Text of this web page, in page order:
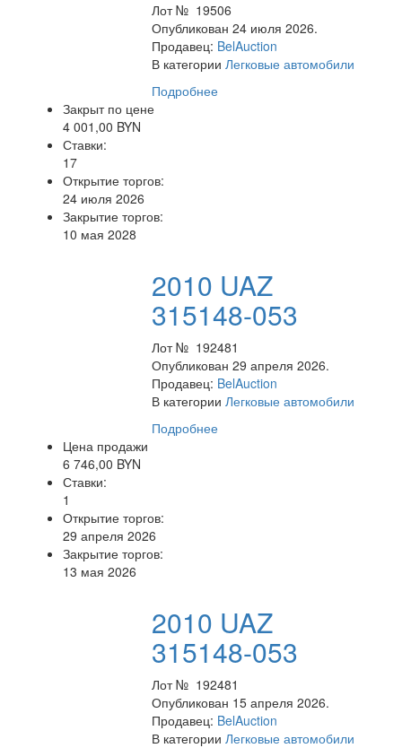
Лот № 19506
Опубликован 24 июля 2026.
Продавец: BelAuction
В категорииЛегковые автомобили
Подробнее
Закрыт по цене
4 001,00 BYN
Ставки:
17
Открытие торгов:
24 июля 2026
Закрытие торгов:
10 мая 2028
2010 UAZ
315148-053
Лот № 192481
Опубликован 29 апреля 2026.
Продавец: BelAuction
В категорииЛегковые автомобили
Подробнее
Цена продажи
6 746,00 BYN
Ставки:
1
Открытие торгов:
29 апреля 2026
Закрытие торгов:
13 мая 2026
2010 UAZ
315148-053
Лот № 192481
Опубликован 15 апреля 2026.
Продавец: BelAuction
В категорииЛегковые автомобили